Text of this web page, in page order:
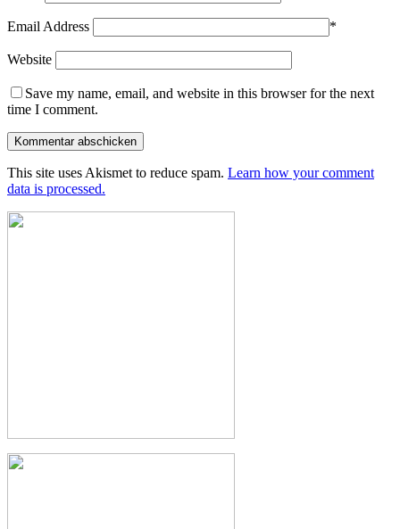
Email Address *
Website
Save my name, email, and website in this browser for the next
time I comment.
This site uses Akismet to reduce spam. Learn how your comment
data is processed.